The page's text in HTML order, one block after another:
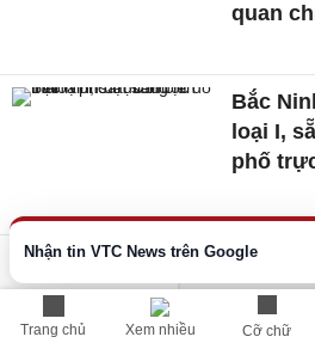
Trang chủ Xem nhiều Cỡ chữ
Nhận tin VTC News trên Google
quan
Bắc
loại I,
phố